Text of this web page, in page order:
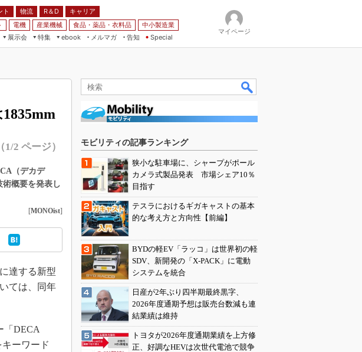
ト 物流 R＆D
キャリア
電機 産業機械 食品・薬品・衣料品
中小製造業
展示会
特集
ebook
メルマガ
告知 Special
マイページ
（1/2 ページ）
（デカデ
術概要を発表し
[MONOist]
達する新型
ては、同年
「DECA
ーワード
モビリティの記事ランキング
狭小な駐車場に、シャープがポール
カメラ式製品発表 市場シェア10％
目指す
テスラにおけるギガキャストの基本
的な考え方と方向性【前編】
BYDの軽EV「ラッコ」は世界初の軽
SDV、新開発の「X-PACK」に電動
システムを統合
日産が2年ぶり四半期最終黒字、
2026年度通期予想は販売台数減も連
結業績は維持
トヨタが2026年度通期業績を上方修
正、好調なHEVは次世代電池で競争